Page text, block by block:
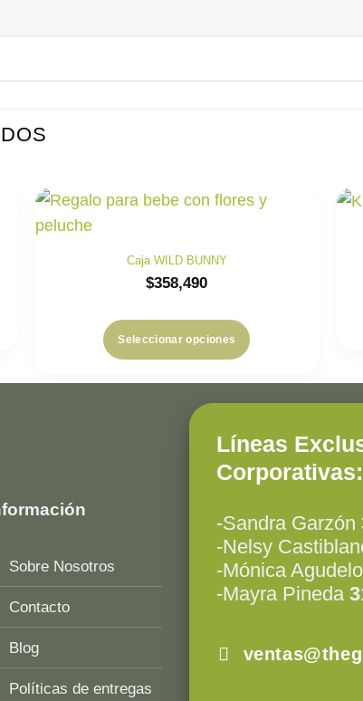
Caja WILD BUNNY
$358,490
Seleccionar opciones
Sobre Nosotros
Contacto
Blog
Políticas de entregas
Líneas
Corporativas:
-Sandra Garzón
-Nelsy
-Mónica Agudelo
-Mayra Pineda